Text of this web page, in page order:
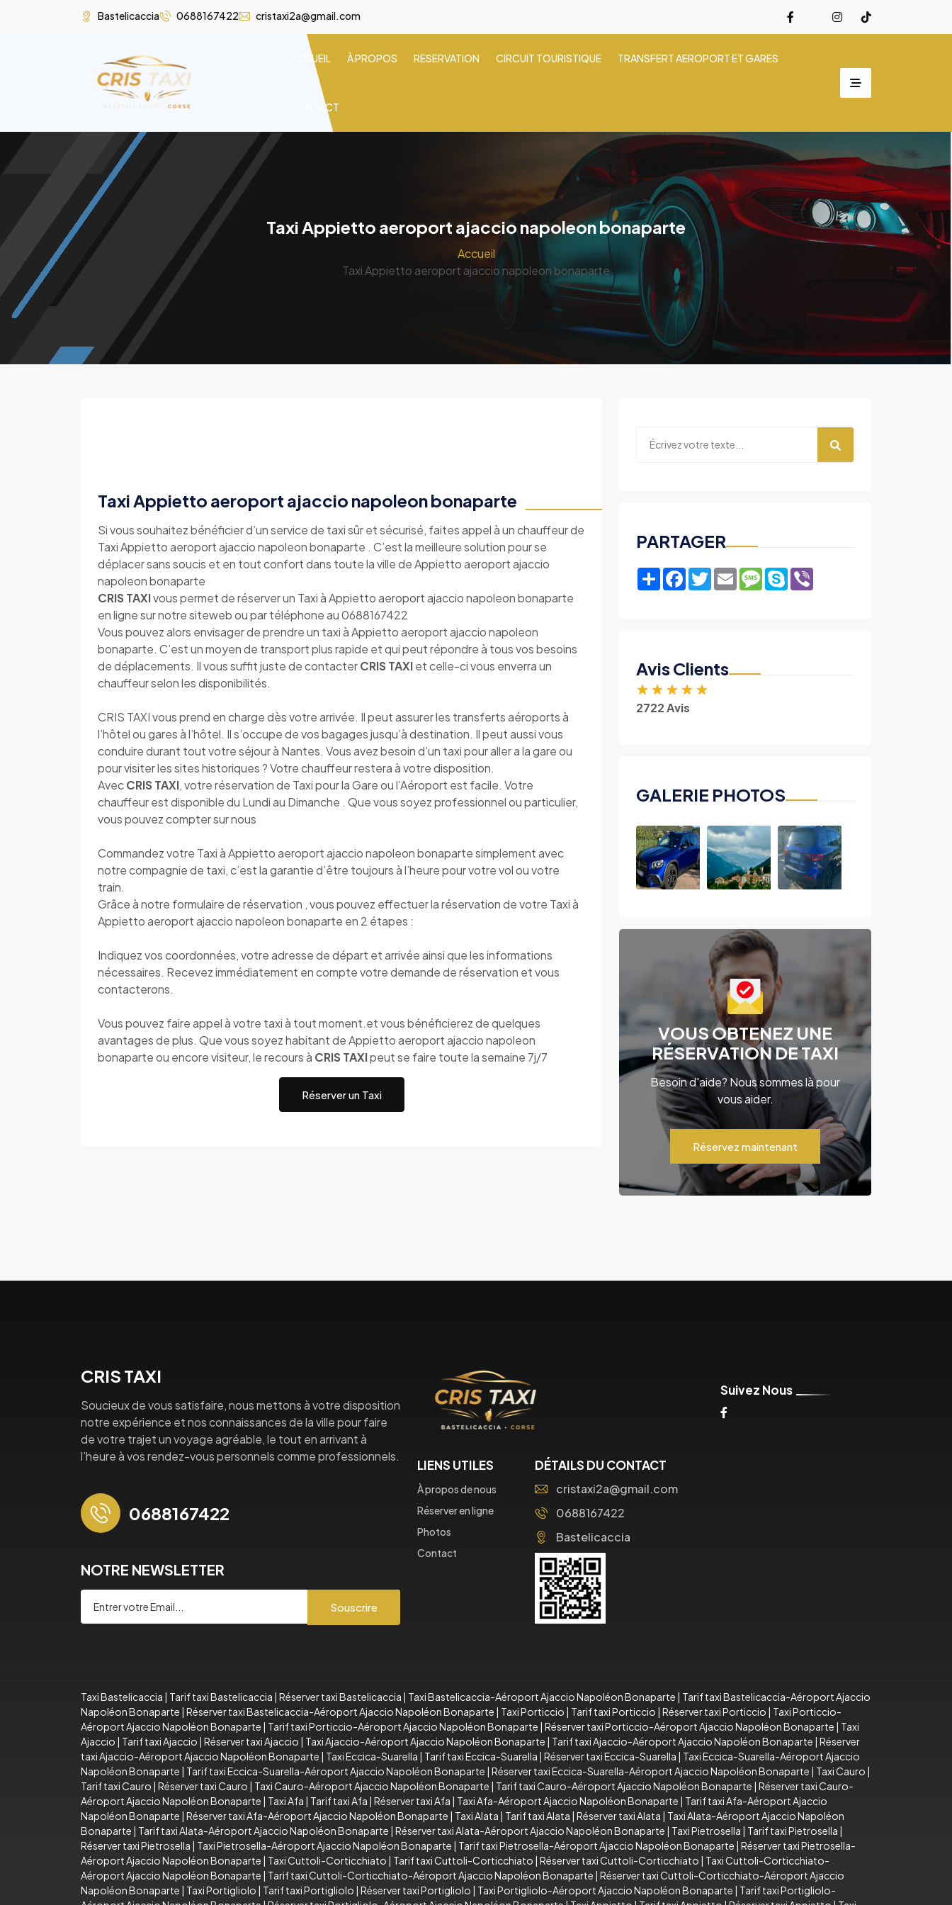
Bastelicaccia 0688167422 cristaxi2a@gmail.com
ACCUEIL À PROPOS RESERVATION CIRCUIT TOURISTIQUE TRANSFERT AEROPORT ET GARES
CONTACT
Taxi Appietto aeroport ajaccio napoleon bonaparte
Accueil
Taxi Appietto aeroport ajaccio napoleon bonaparte
Taxi Appietto aeroport ajaccio napoleon bonaparte
Si vous souhaitez bénéficier d’un service de taxi sûr et sécurisé, faites appel à un chauffeur de
Taxi Appietto aeroport ajaccio napoleon bonaparte . C’est la meilleure solution pour se
déplacer sans soucis et en tout confort dans toute la ville de Appietto aeroport ajaccio
napoleon bonaparte
CRIS TAXIvous permet de réserver un Taxi à Appietto aeroport ajaccio napoleon bonaparte
en ligne sur notre siteweb ou par téléphone au 0688167422
Vous pouvez alors envisager de prendre un taxi à Appietto aeroport ajaccio napoleon
bonaparte. C’est un moyen de transport plus rapide et qui peut répondre à tous vos besoins
de déplacements. Il vous suffit juste de contacterCRIS TAXIet celle-ci vous enverra un
chauffeur selon les disponibilités.
CRIS TAXI vous prend en charge dès votre arrivée. Il peut assurer les transferts aéroports à
l’hôtel ou gares à l’hôtel. Il s’occupe de vos bagages jusqu’à destination. Il peut aussi vous
conduire durant tout votre séjour à Nantes. Vous avez besoin d’un taxi pour aller a la gare ou
pour visiter les sites historiques ? Votre chauffeur restera à votre disposition.
AvecCRIS TAXI, votre réservation de Taxi pour la Gare ou l’Aéroport est facile. Votre
chauffeur est disponible du Lundi au Dimanche . Que vous soyez professionnel ou particulier,
vous pouvez compter sur nous
Commandez votre Taxi à Appietto aeroport ajaccio napoleon bonaparte simplement avec
notre compagnie de taxi, c’est la garantie d’être toujours à l’heure pour votre vol ou votre
train.
Grâce à notre formulaire de réservation , vous pouvez effectuer la réservation de votre Taxi à
Appietto aeroport ajaccio napoleon bonaparte en 2 étapes :
Indiquez vos coordonnées, votre adresse de départ et arrivée ainsi que les informations
nécessaires. Recevez immédiatement en compte votre demande de réservation et vous
contacterons.
Vous pouvez faire appel à votre taxi à tout moment.et vous bénéficierez de quelques
avantages de plus. Que vous soyez habitant de Appietto aeroport ajaccio napoleon
bonaparte ou encore visiteur, le recours à CRIS TAXIpeut se faire toute la semaine 7j/7
Réserver un Taxi
PARTAGER
ShareFacebook
TwitterEmailMessage
Skype
Avis Clients
★ ★ ★ ★ ★
2722 Avis
GALERIE PHOTOS
VOUS OBTENEZ UNE
RÉSERVATION DE TAXI
Besoin d'aide? Nous sommes là pour
vous aider.
Réservez maintenant
CRIS TAXI
Soucieux de vous satisfaire, nous mettons à votre disposition
notre expérience et nos connaissances de la ville pour faire
de votre trajet un voyage agréable, le tout en arrivant à
l’heure à vos rendez-vous personnels comme professionnels.
0688167422
NOTRE NEWSLETTER
Souscrire
Suivez Nous
LIENS UTILES
À propos de nous
Réserver en ligne
Photos
Contact
DÉTAILS DU CONTACT
cristaxi2a@gmail.com
0688167422
Bastelicaccia
Taxi Bastelicaccia Tarif taxi Bastelicaccia Réserver taxi Bastelicaccia Taxi Bastelicaccia-Aéroport Ajaccio Napoléon Bonaparte
Tarif taxi Bastelicaccia-Aéroport Ajaccio
Napoléon Bonaparte Réserver taxi Bastelicaccia-Aéroport Ajaccio Napoléon Bonaparte Taxi Porticcio Tarif taxi Porticcio Réserver taxi Porticcio
Taxi Porticcio-
Aéroport Ajaccio Napoléon Bonaparte
Tarif taxi Porticcio-Aéroport Ajaccio Napoléon Bonaparte Réserver taxi Porticcio-Aéroport Ajaccio Napoléon Bonaparte
Taxi
Ajaccio
Tarif taxi Ajaccio Réserver taxi Ajaccio Taxi Ajaccio-Aéroport Ajaccio Napoléon Bonaparte Tarif taxi Ajaccio-Aéroport Ajaccio Napoléon Bonaparte Réserver
taxi Ajaccio-Aéroport Ajaccio Napoléon Bonaparte
Taxi Eccica-Suarella Tarif taxi Eccica-Suarella Réserver taxi Eccica-Suarella
Taxi Eccica-Suarella-Aéroport Ajaccio
Napoléon Bonaparte
Tarif taxi Eccica-Suarella-Aéroport Ajaccio Napoléon Bonaparte Réserver taxi Eccica-Suarella-Aéroport Ajaccio Napoléon Bonaparte Taxi Cauro
Tarif taxi Cauro Réserver taxi Cauro Taxi Cauro-Aéroport Ajaccio Napoléon Bonaparte Tarif taxi Cauro-Aéroport Ajaccio Napoléon Bonaparte Réserver taxi Cauro-
Aéroport Ajaccio Napoléon Bonaparte
Taxi Afa Tarif taxi Afa Réserver taxi Afa Taxi Afa-Aéroport Ajaccio Napoléon Bonaparte
Tarif taxi Afa-Aéroport Ajaccio
Napoléon Bonaparte Réserver taxi Afa-Aéroport Ajaccio Napoléon Bonaparte Taxi Alata Tarif taxi Alata Réserver taxi Alata
Taxi Alata-Aéroport Ajaccio Napoléon
Bonaparte
Tarif taxi Alata-Aéroport Ajaccio Napoléon Bonaparte Réserver taxi Alata-Aéroport Ajaccio Napoléon Bonaparte Taxi Pietrosella Tarif taxi Pietrosella
Réserver taxi Pietrosella
Taxi Pietrosella-Aéroport Ajaccio Napoléon Bonaparte Tarif taxi Pietrosella-Aéroport Ajaccio Napoléon Bonaparte Réserver taxi Pietrosella-
Aéroport Ajaccio Napoléon Bonaparte
Taxi Cuttoli-Corticchiato Tarif taxi Cuttoli-Corticchiato Réserver taxi Cuttoli-Corticchiato
Taxi Cuttoli-Corticchiato-
Aéroport Ajaccio Napoléon Bonaparte
Tarif taxi Cuttoli-Corticchiato-Aéroport Ajaccio Napoléon Bonaparte Réserver taxi Cuttoli-Corticchiato-Aéroport Ajaccio
Napoléon Bonaparte
Taxi Portigliolo Tarif taxi Portigliolo Réserver taxi Portigliolo Taxi Portigliolo-Aéroport Ajaccio Napoléon Bonaparte
Tarif taxi Portigliolo-